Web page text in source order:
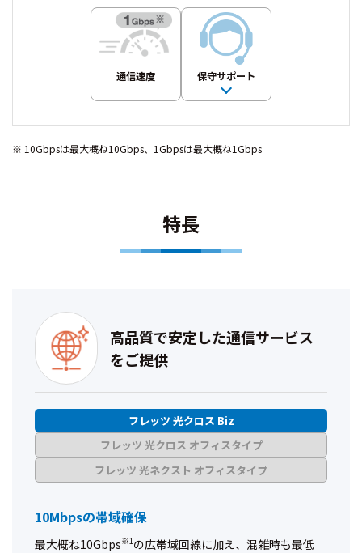
通信速度 保守サポート
10Gbpsは最大概ね10Gbps、1Gbpsは最大概ね1Gbps
特長
高品質で安定した通信サービス
をご提供
フレッツ 光クロス Biz
フレッツ 光クロス オフィスタイプ
フレッツ 光ネクスト オフィスタイプ
10Mbpsの帯域確保
最大概ね10Gbps※1の広帯域回線に加え、混雑時も最低